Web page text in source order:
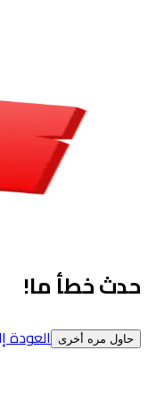
حدث خطأ ما!
حاول مره أخرى العودة